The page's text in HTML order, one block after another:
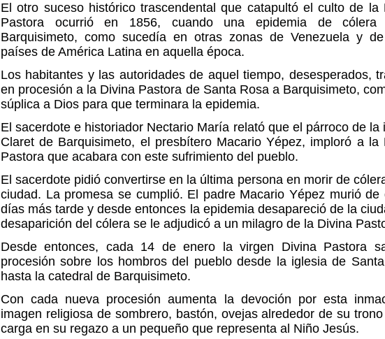
El otro suceso histórico trascendental que catapultó el culto de la
Pastora ocurrió en 1856, cuando una epidemia de cólera
Barquisimeto, como sucedía en otras zonas de Venezuela y
países de América Latina en aquella época.
Los habitantes y las autoridades de aquel tiempo, desesperados,
en procesión a la Divina Pastora de Santa Rosa a Barquisimeto,
súplica a Dios para que terminara la epidemia.
El sacerdote e historiador Nectario María relató que el párroco de la
Claret de Barquisimeto, el presbítero Macario Yépez, imploró a la
Pastora que acabara con este sufrimiento del pueblo.
El sacerdote pidió convertirse en la última persona en morir de
ciudad. La promesa se cumplió. El padre Macario Yépez murió de
días más tarde y desde entonces la epidemia desapareció de la
desaparición del cólera se le adjudicó a un milagro de la Divina
Desde entonces, cada 14 de enero la virgen Divina Pastora
procesión sobre los hombros del pueblo desde la iglesia de
hasta la catedral de Barquisimeto.
Con cada nueva procesión aumenta la devoción por esta
imagen religiosa de sombrero, bastón, ovejas alrededor de su
carga en su regazo a un pequeño que representa al Niño Jesús.